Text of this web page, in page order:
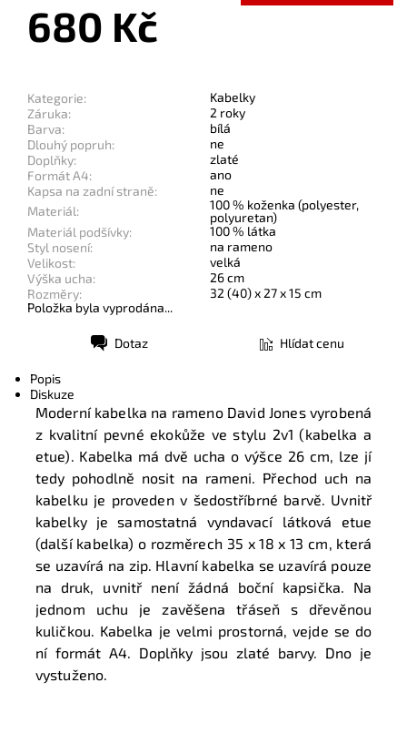
680 Kč
Kategorie:
Kabelky
Záruka:
2 roky
Barva:
bílá
Dlouhý popruh:
ne
Doplňky:
zlaté
Formát A4:
ano
Kapsa na zadní straně:
ne
Materiál:
100 % koženka (polyester,
polyuretan)
Materiál podšívky:
100 % látka
Styl nosení:
na rameno
Velikost:
velká
Výška ucha:
26 cm
Rozměry:
32 (40) x 27 x 15 cm
Položka byla vyprodána...
Dotaz Hlídat cenu
Popis
Diskuze
Moderní kabelka na rameno David Jones vyrobená
z kvalitní pevné ekokůže ve stylu 2v1 (kabelka a
etue). Kabelka má dvě ucha o výšce 26 cm, lze jí
tedy pohodlně nosit na rameni. Přechod uch na
kabelku je proveden v šedostříbrné barvě. Uvnitř
kabelky je samostatná vyndavací látková etue
(další kabelka) o rozměrech 35 x 18 x 13 cm, která
se uzavírá na zip. Hlavní kabelka se uzavírá pouze
na druk, uvnitř není žádná boční kapsička. Na
jednom uchu je zavěšena třáseň s dřevěnou
kuličkou. Kabelka je velmi prostorná, vejde se do
ní formát A4. Doplňky jsou zlaté barvy. Dno je
vystuženo.